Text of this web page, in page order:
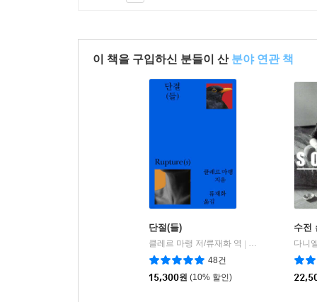
이 책을 구입하신 분들이 산 분야 연관 책
단절(들)
클레르 마랭 저/류재화 역
사람in
48건
15,300원 (10% 할인)
수전